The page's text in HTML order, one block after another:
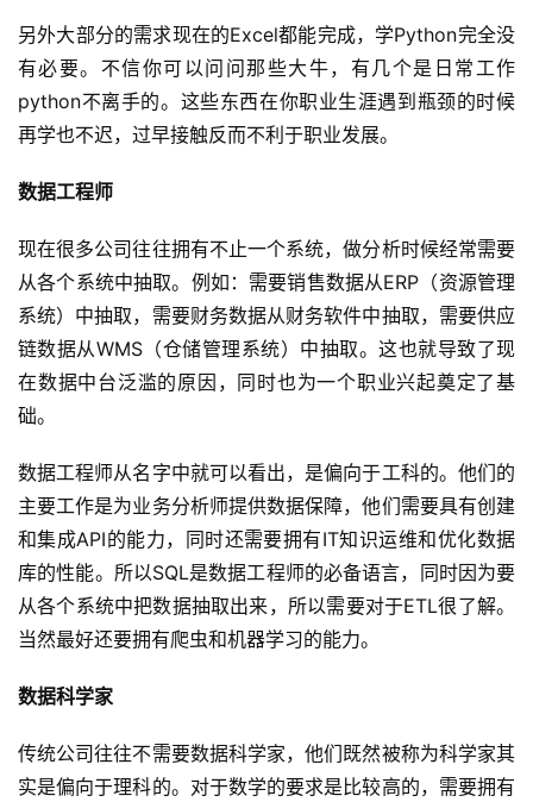
另外大部分的需求现在的Excel都能完成，学Python完全没
有必要。不信你可以问问那些大牛，有几个是日常工作
python不离手的。这些东西在你职业生涯遇到瓶颈的时候
再学也不迟，过早接触反而不利于职业发展。
数据工程师
现在很多公司往往拥有不止一个系统，做分析时候经常需要
从各个系统中抽取。例如：需要销售数据从ERP（资源管理
系统）中抽取，需要财务数据从财务软件中抽取，需要供应
链数据从WMS（仓储管理系统）中抽取。这也就导致了现
在数据中台泛滥的原因，同时也为一个职业兴起奠定了基
础。
数据工程师从名字中就可以看出，是偏向于工科的。他们的
主要工作是为业务分析师提供数据保障，他们需要具有创建
和集成API的能力，同时还需要拥有IT知识运维和优化数据
库的性能。所以SQL是数据工程师的必备语言，同时因为要
从各个系统中把数据抽取出来，所以需要对于ETL很了解。
当然最好还要拥有爬虫和机器学习的能力。
数据科学家
传统公司往往不需要数据科学家，他们既然被称为科学家其
实是偏向于理科的。对于数学的要求是比较高的，需要拥有